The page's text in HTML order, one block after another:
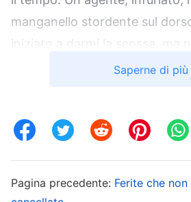
manganello stordente sul
iniziato a darmi la scossa, ma
permesso muovermi mentre lo
scossa tremavo in tutto il
sui piedi, provocandomi
Saperne di più
Pagina precedente: Ferite che